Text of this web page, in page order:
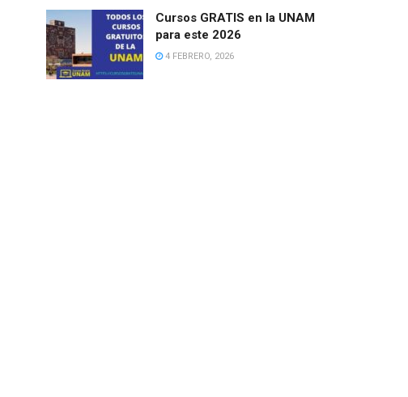
Cursos GRATIS en la UNAM
para este 2026
4 FEBRERO, 2026